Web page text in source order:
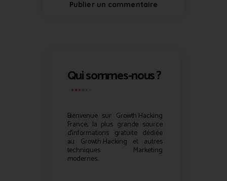
Qui sommes-nous ?
Bienvenue sur Growth Hacking
France, la plus grande source
d’informations gratuite dédiée
au Growth Hacking et autres
techniques Marketing
modernes.